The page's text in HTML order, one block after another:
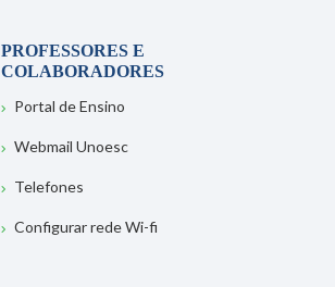
PROFESSORES E
COLABORADORES
Portal de Ensino
Webmail Unoesc
Telefones
Configurar rede Wi-fi